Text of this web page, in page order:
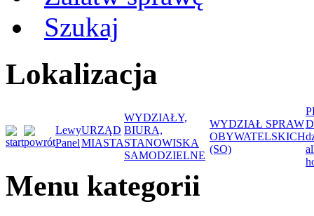
Szukaj
Lokalizacja
Lewy
Panel
URZĄD
MIASTA
WYDZIAŁY,
BIURA,
STANOWISKA
SAMODZIELNE
WYDZIAŁ SPRAW
OBYWATELSKICH
(SO)
Menu kategorii